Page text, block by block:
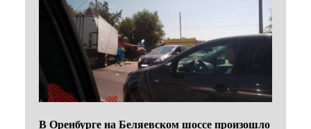
В Оренбурге на Беляевском шоссе произошло